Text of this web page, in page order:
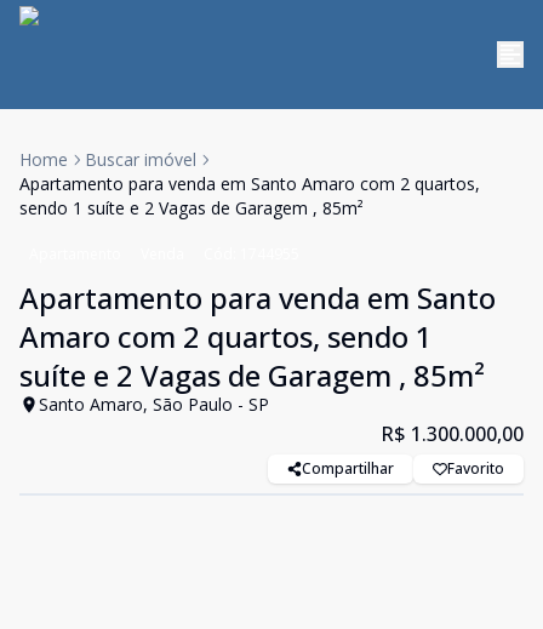
Home
Buscar imóvel
Apartamento para venda em Santo Amaro com 2 quartos,
sendo 1 suíte e 2 Vagas de Garagem , 85m²
Apartamento para venda em Santo
Amaro com 2 quartos, sendo 1
suíte e 2 Vagas de Garagem , 85m²
Santo Amaro, São Paulo - SP
R$ 1.300.000,00
Compartilhar Favorito